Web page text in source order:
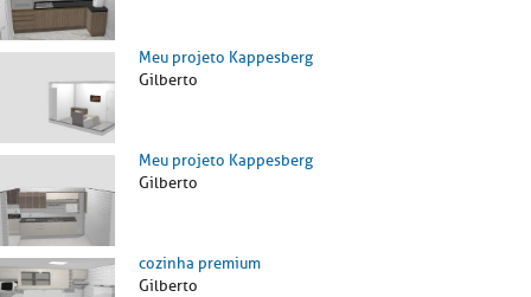
Meu projeto Kappesberg
Gilberto
Meu projeto Kappesberg
Gilberto
cozinha premium
Gilberto